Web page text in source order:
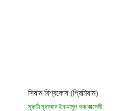
সিয়াম বিশ্বকোষ (প্রিমিয়াম)
মুফতী মুহাম্মাদ ইনআমুল হক কাসেমী